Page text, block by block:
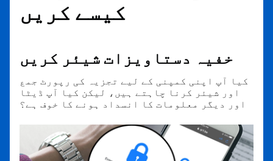
کیسے کریں
خفیہ دستاویزات شیئر کریں
کیا آپ اپنی کمپنی کے لیے تجزیہ کی رپورٹ جمع
اور شیئر کرنا چاہتے ہیں، لیکن کیا آپ ڈیٹا
اور دیگر معلومات کا انسداد ہونے کا خوف ہے؟